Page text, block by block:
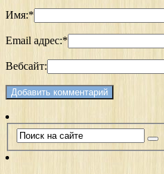
Имя:*
Email адрес:*
Вебсайт: